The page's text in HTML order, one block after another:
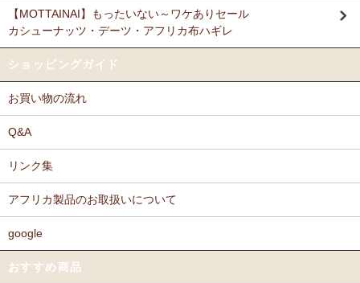
【MOTTAINAI】もったいない～ワケありセール
カシューナッツ・デーツ・アフリカ布ハギレ
ショッピングガイド
お買い物の流れ
Q&A
リンク集
アフリカ製品のお取扱いについて
google
おすすめ商品